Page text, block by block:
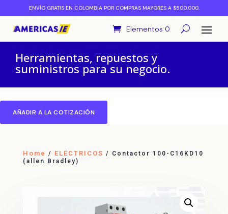
ENVÍO GRATIS EN COLOMBIA POR COMPRAS MAYORES A $500.000.
Elementos 0
Herramientas, repuestos y
suministros para su negocio.
AÑADIR A LA COTIZACIÓN
Home / ELÉCTRICOS / Contactor 100-C16KD10
(allen Bradley)